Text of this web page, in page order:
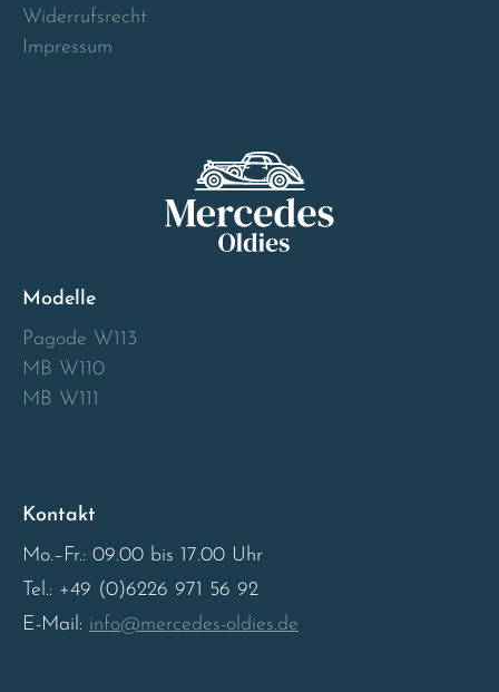
Widerrufsrecht
Impressum
Modelle
Pagode W113
MB W110
MB W111
Kontakt
Mo.–Fr.: 09.00 bis 17.00 Uhr
Tel.: +49 (0)6226 971 56 92
E-Mail: info@mercedes-oldies.de